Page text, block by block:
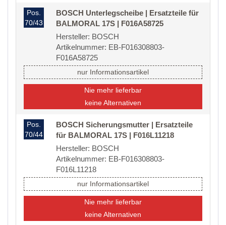
Pos.
70/43
BOSCH Unterlegscheibe | Ersatzteile für
BALMORAL 17S | F016A58725
Hersteller: BOSCH
Artikelnummer: EB-F016308803-
F016A58725
nur Informationsartikel
Nie mehr lieferbar
keine Alternativen
Pos.
70/44
BOSCH Sicherungsmutter | Ersatzteile
für BALMORAL 17S | F016L11218
Hersteller: BOSCH
Artikelnummer: EB-F016308803-
F016L11218
nur Informationsartikel
Nie mehr lieferbar
keine Alternativen